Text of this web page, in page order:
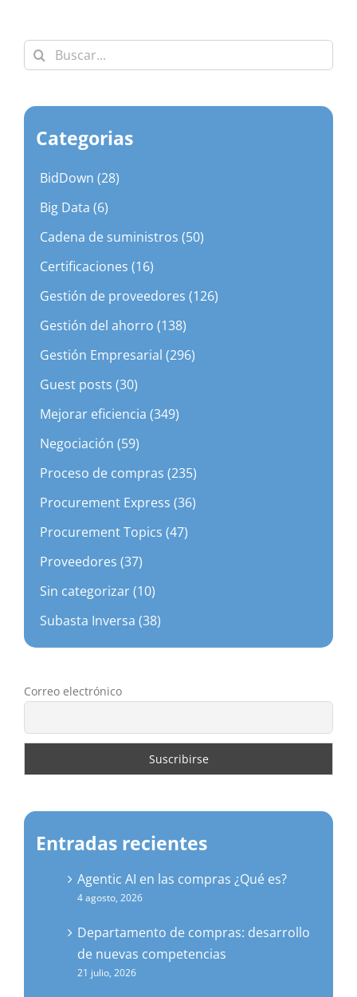
Buscar:
Categorias
BidDown (28)
Big Data (6)
Cadena de suministros (50)
Certificaciones (16)
Gestión de proveedores (126)
Gestión del ahorro (138)
Gestión Empresarial (296)
Guest posts (30)
Mejorar eficiencia (349)
Negociación (59)
Proceso de compras (235)
Procurement Express (36)
Procurement Topics (47)
Proveedores (37)
Sin categorizar (10)
Subasta Inversa (38)
Correo electrónico
Entradas recientes
Agentic AI en las compras ¿Qué es?
4 agosto, 2026
Departamento de compras: desarrollo
de nuevas competencias
21 julio, 2026